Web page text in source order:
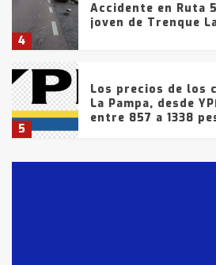
4
Accidente en Ruta
joven de Trenque
5
Los precios de los
La Pampa, desde
entre 857 a 1338